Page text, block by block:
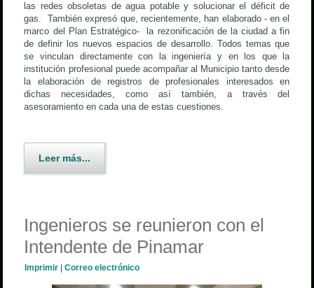
las redes obsoletas de agua potable y solucionar el déficit de
gas. También expresó que, recientemente, han elaborado - en el
marco del Plan Estratégico- la rezonificación de la ciudad a fin
de definir los nuevos espacios de desarrollo. Todos temas que
se vinculan directamente con la ingeniería y en los que la
institución profesional puede acompañar al Municipio tanto desde
la elaboración de registros de profesionales interesados en
dichas necesidades, como así también, a través del
asesoramiento en cada una de estas cuestiones.
Leer más...
Ingenieros se reunieron con el
Intendente de Pinamar
Imprimir |Correo electrónico